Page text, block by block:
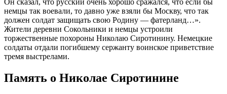
Он сказал, что русский очень хорошо сражался, что если бы
немцы так воевали, то давно уже взяли бы Москву, что так
должен солдат защищать свою Родину — фатерланд…».
Жители деревни Сокольники и немцы устроили
торжественные похороны Николаю Сиротинину. Немецкие
солдаты отдали погибшему сержанту воинское приветствие
тремя выстрелами.
Память о Николае Сиротинине